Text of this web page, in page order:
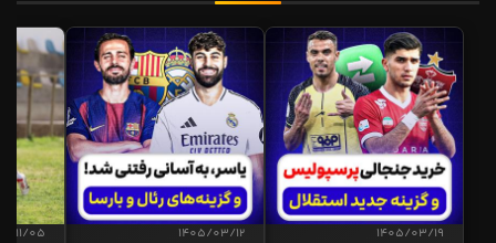
1405/03/19
1405/03/12
11/05